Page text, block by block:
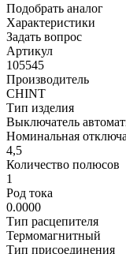
Подобрать аналог
Характеристики
Задать вопрос
Артикул
105545
Производитель
CHINT
Тип изделия
Выключатель
Номинальная
4,5
Количество полюсов
1
Род тока
0.0000
Тип расцепителя
Термомагнитный
Тип присоединения